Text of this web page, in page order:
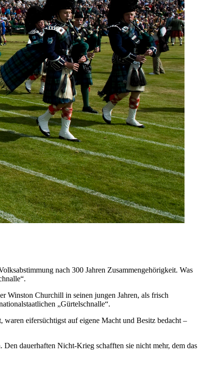
nach 300 Jahren Zusammengehörigkeit. Was
Winston Churchill in seinen jungen Jahren, als frisch
„Gürtelschnalle“.
eifersüchtigst auf eigene Macht und Besitz bedacht –
dauerhaften Nicht-Krieg schafften sie nicht mehr, dem das